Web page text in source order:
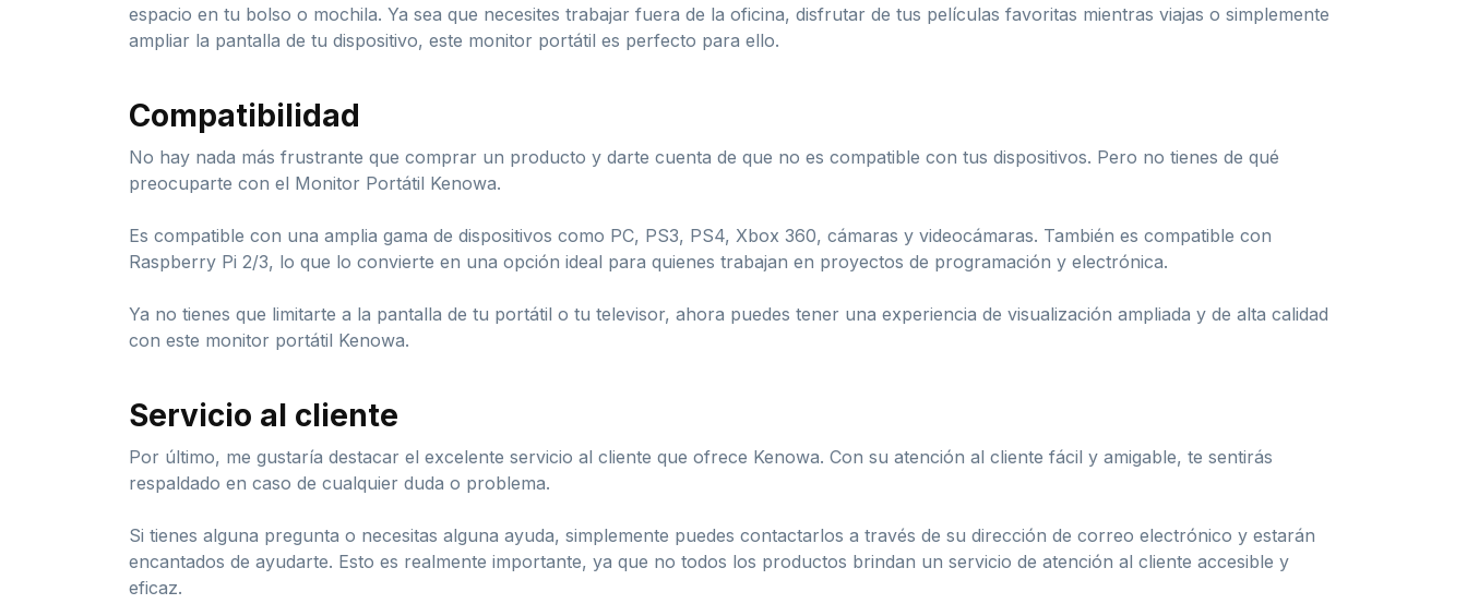
espacio en tu bolso o mochila. Ya sea que necesites trabajar fuera de la oficina, disfrutar de tus películas favoritas mientras viajas o simplemente
ampliar la pantalla de tu dispositivo, este monitor portátil es perfecto para ello.
Compatibilidad
No hay nada más frustrante que comprar un producto y darte cuenta de que no es compatible con tus dispositivos. Pero no tienes de qué
preocuparte con el Monitor Portátil Kenowa.
Es compatible con una amplia gama de dispositivos como PC, PS3, PS4, Xbox 360, cámaras y videocámaras. También es compatible con
Raspberry Pi 2/3, lo que lo convierte en una opción ideal para quienes trabajan en proyectos de programación y electrónica.
Ya no tienes que limitarte a la pantalla de tu portátil o tu televisor, ahora puedes tener una experiencia de visualización ampliada y de alta calidad
con este monitor portátil Kenowa.
Servicio al cliente
Por último, me gustaría destacar el excelente servicio al cliente que ofrece Kenowa. Con su atención al cliente fácil y amigable, te sentirás
respaldado en caso de cualquier duda o problema.
Si tienes alguna pregunta o necesitas alguna ayuda, simplemente puedes contactarlos a través de su dirección de correo electrónico y estarán
encantados de ayudarte. Esto es realmente importante, ya que no todos los productos brindan un servicio de atención al cliente accesible y
eficaz.